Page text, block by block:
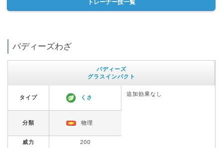
トレーナー技一覧
バディーズわざ
バディーズ
グラスインパクト
タイプ くさ
追加効果なし
分類 物理
威力 200